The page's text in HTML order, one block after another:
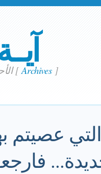
الأحد 5. مايو 2019[Archives ]
عصيتم